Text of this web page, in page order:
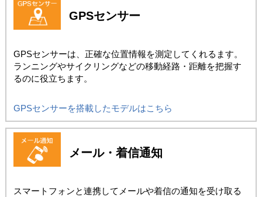
GPSセンサー
GPSセンサーは、正確な位置情報を測定してくれるます。
ランニングやサイクリングなどの移動経路・距離を把握す
るのに役立ちます。
GPSセンサーを搭載したモデルはこちら
メール・着信通知
スマートフォンと連携してメールや着信の通知を受け取る